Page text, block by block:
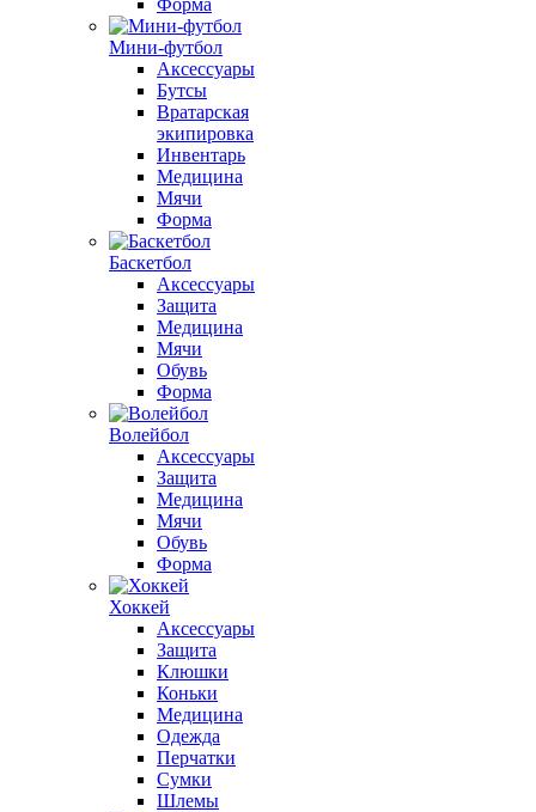
Форма
Мини-футбол
Аксессуары
Бутсы
Вратарская
экипировка
Инвентарь
Медицина
Мячи
Форма
Баскетбол
Аксессуары
Защита
Медицина
Мячи
Обувь
Форма
Волейбол
Аксессуары
Защита
Медицина
Мячи
Обувь
Форма
Хоккей
Аксессуары
Защита
Клюшки
Коньки
Медицина
Одежда
Перчатки
Сумки
Шлемы